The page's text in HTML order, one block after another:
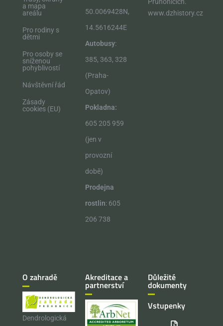
a mapa
areálu
Pro rodiny s
dětmi
Pro osoby se
sníženou
pohyblivostí
Návštěvní řád
Zásady
cookies (EU)
50.0069428N,
14.5616244E
Autobusy:
385, 363, 328
(Praha-
Opatov)
Pokladna:
605 205 959
(jen v
provozní
době)
Prodejna
rostlin: 605
206 738
Průhonicích.​
www.dzhistory.cz
O zahradě
Dendrologická
Akreditace a
partnerství
Důležité
dokumenty
Vstupenky